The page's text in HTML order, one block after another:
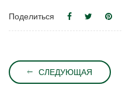
Поделиться
СЛЕДУЮЩАЯ